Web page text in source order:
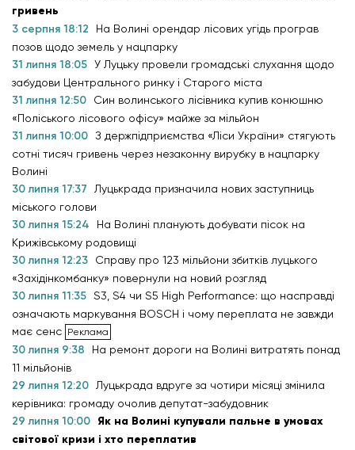
гривень
3 серпня 18:12
На Волині орендар лісових угідь програв
позов щодо земель у нацпарку
31 липня 18:05 У Луцьку провели громадські слухання щодо
забудови Центрального ринку і Старого міста
31 липня 12:50
Син волинського лісівника купив конюшню
«Поліського лісового офісу» майже за мільйон
31 липня 10:00 З держпідприємства «Ліси України» стягують
сотні тисяч гривень через незаконну вирубку в нацпарку
Волині
30 липня 17:37
Луцькрада призначила нових заступниць
міського голови
30 липня 15:24
На Волині планують добувати пісок на
Крижівському родовищі
30 липня 12:23
Справу про 123 мільйони збитків луцького
«Західінкомбанку» повернули на новий розгляд
30 липня 11:35 S3, S4 чи S5 High Performance: що насправді
означають маркування BOSCH і чому переплата не завжди
має сенс
30 липня 9:38
На ремонт дороги на Волині витратять понад
11 мільйонів
29 липня 12:20
Луцькрада вдруге за чотири місяці змінила
керівника: громаду очолив депутат-забудовник
29 липня 10:00 Як на Волині купували пальне в умовах
світової кризи і хто переплатив